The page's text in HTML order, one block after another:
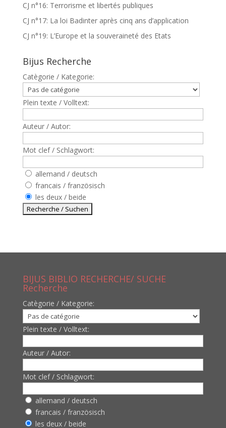
CJ n°16: Terrorisme et libertés publiques
CJ n°17: La loi Badinter après cinq ans d’application
CJ n°19: L’Europe et la souveraineté des Etats
Bijus Recherche
Catègorie / Kategorie:
Plein texte / Volltext:
Auteur / Autor:
Mot clef / Schlagwort:
allemand / deutsch
francais / französisch
les deux / beide
BIJUS BIBLIO RECHERCHE/ SUCHE
Recherche
Catègorie / Kategorie:
Plein texte / Volltext:
Auteur / Autor:
Mot clef / Schlagwort:
allemand / deutsch
francais / französisch
les deux / beide